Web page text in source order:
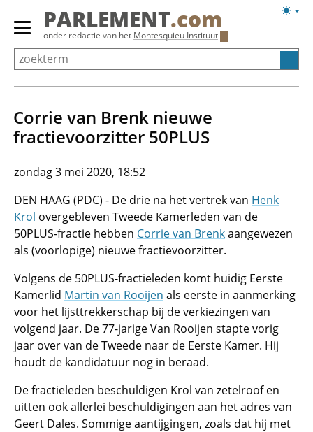
Overslaan
Primair
menu
tonen/verbergen
PARLEMENT.com
onder redactie van het Montesquieu Instituut
Corrie van Brenk nieuwe
fractievoorzitter 50PLUS
zondag 3 mei 2020, 18:52
DEN HAAG (PDC) - De drie na het vertrek van Henk
Krol overgebleven Tweede Kamerleden van de
50PLUS-fractie hebben Corrie van Brenkaangewezen
als (voorlopige) nieuwe fractievoorzitter.
Volgens de 50PLUS-fractieleden komt huidig Eerste
Kamerlid Martin van Rooijen als eerste in aanmerking
voor het lijsttrekkerschap bij de verkiezingen van
volgend jaar. De 77-jarige Van Rooijen stapte vorig
jaar over van de Tweede naar de Eerste Kamer. Hij
houdt de kandidatuur nog in beraad.
De fractieleden beschuldigen Krol van zetelroof en
uitten ook allerlei beschuldigingen aan het adres van
Geert Dales. Sommige aantijgingen, zoals dat hij met